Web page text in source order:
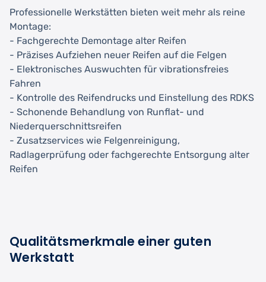
Professionelle Werkstätten bieten weit mehr als reine
Montage:
- Fachgerechte Demontage alter Reifen
- Präzises Aufziehen neuer Reifen auf die Felgen
- Elektronisches Auswuchten für vibrationsfreies
Fahren
- Kontrolle des Reifendrucks und Einstellung des RDKS
- Schonende Behandlung von Runflat- und
Niederquerschnittsreifen
- Zusatzservices wie Felgenreinigung,
Radlagerprüfung oder fachgerechte Entsorgung alter
Reifen
Qualitätsmerkmale einer guten
Werkstatt